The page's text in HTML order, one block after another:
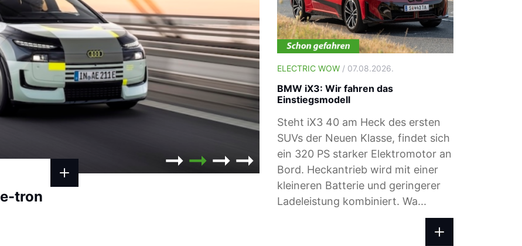
tron
ELECTRIC WOW/ 04.08.2026.
Ladepreise: Das zahlst du beim Ad-
Laden im August 2026
ELECTRIC WOW / 07.08.2026.
BMW iX3: Wir fahren das
Einstiegsmodell
Steht iX3 40 am Heck des ersten
SUVs der Neuen Klasse, findet sich
ein 320 PS starker Elektromotor an
Bord. Heckantrieb wird mit einer
kleineren Batterie und geringerer
Ladeleistung kombiniert. Wa...